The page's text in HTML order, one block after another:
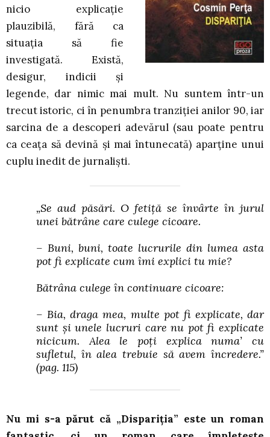
nicio explicație
plauzibilă, fără ca
situația să fie
investigată. Există,
desigur, indicii și
legende, dar nimic mai mult. Nu suntem într-un
trecut istoric, ci în penumbra tranziției anilor 90, iar
sarcina de a descoperi adevărul (sau poate pentru
ca ceața să devină și mai întunecată) aparține unui
cuplu inedit de jurnaliști.
„Se aud păsări. O fetiță se învârte în jurul
unei bătrâne care culege cicoare.
– Buni, buni, toate lucrurile din lumea asta
pot fi explicate cum îmi explici tu mie?
Bătrâna culege în continuare cicoare:
– Bia, draga mea, multe pot fi explicate, dar
sunt și unele lucruri care nu pot fi explicate
nicicum. Alea le poți explica numa’ cu
sufletul, în alea trebuie să avem încredere.”
(pag. 115)
Nu mi s-a părut că „Dispariția” este un roman